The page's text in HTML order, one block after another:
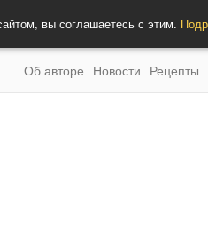
вы соглашаетесь с этим.
Об авторе Новости Рецепты